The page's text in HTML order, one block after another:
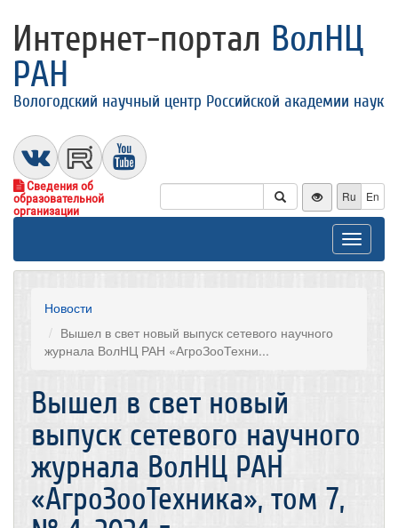
Интернет-портал ВолНЦ
РАН
Вологодский научный центр Российской академии наук
Сведения об
образовательной
организации
Ru En
Toggle
Новости
Вышел в свет новый выпуск сетевого научного
журнала ВолНЦ РАН «АгроЗооТехни...
Вышел в свет новый
выпуск сетевого научного
журнала ВолНЦ РАН
«АгроЗооТехника», том 7,